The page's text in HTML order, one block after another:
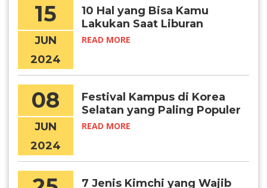
15
JUN
2024
10 Hal yang Bisa Kamu
Lakukan Saat Liburan
Musim Panas di Korea
READ MORE
08
JUN
2024
Festival Kampus di Korea
Selatan yang Paling Populer
READ MORE
7 Jenis Kimchi yang Wajib